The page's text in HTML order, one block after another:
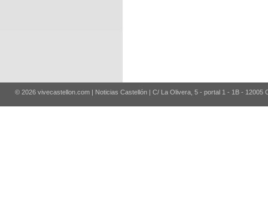
© 2026 vivecastellon.com | Noticias Castellón | C/ La Olivera, 5 - portal 1 - 1B - 12005